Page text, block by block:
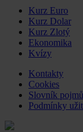
Kurz Euro
Kurz Dolar
Kurz Zlotý
Ekonomika
Kvízy
Kontakty
Cookies
Slovník pojmů
Podmínky